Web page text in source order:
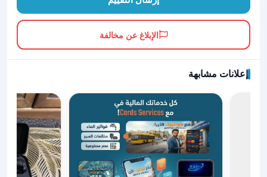
الإبلاغ عن مخالفة
إعلانات مشابهة